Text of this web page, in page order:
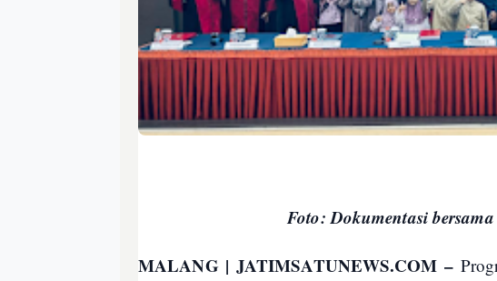
Foto: Dokumentasi
MALANG | JATIMSATUNEWS.COM –